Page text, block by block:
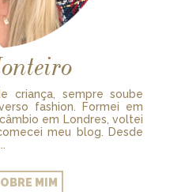
criança, sempre soube
fashion. Formei em
em Londres, voltei
meu blog. Desde
MIM